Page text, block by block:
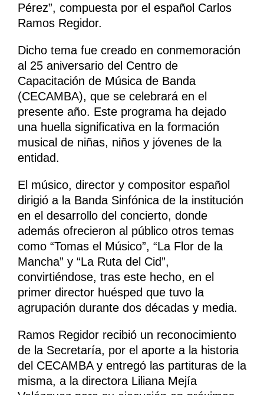
Pérez”, compuesta por el español Carlos
Ramos Regidor.
Dicho tema fue creado en conmemoración
al 25 aniversario del Centro de
Capacitación de Música de Banda
(CECAMBA), que se celebrará en el
presente año. Este programa ha dejado
una huella significativa en la formación
musical de niñas, niños y jóvenes de la
entidad.
El músico, director y compositor español
dirigió a la Banda Sinfónica de la institución
en el desarrollo del concierto, donde
además ofrecieron al público otros temas
como “Tomas el Músico”, “La Flor de la
Mancha” y “La Ruta del Cid”,
convirtiéndose, tras este hecho, en el
primer director huésped que tuvo la
agrupación durante dos décadas y media.
Ramos Regidor recibió un reconocimiento
de la Secretaría, por el aporte a la historia
del CECAMBA y entregó las partituras de la
misma, a la directora Liliana Mejía